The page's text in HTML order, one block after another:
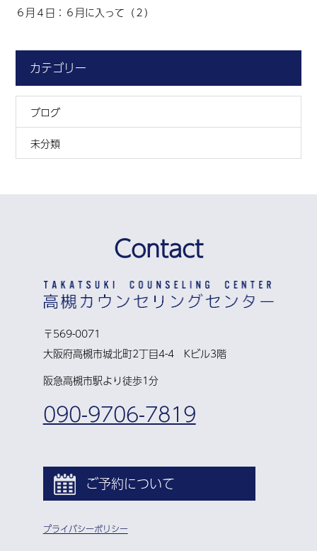
６月４日：６月に入って（２）
カテゴリー
ブログ
未分類
Contact
〒569-0071
大阪府高槻市城北町2丁目4-4 Kビル3階
阪急高槻市駅より徒歩1分
090-9706-7819
ご予約について
プライバシーポリシー